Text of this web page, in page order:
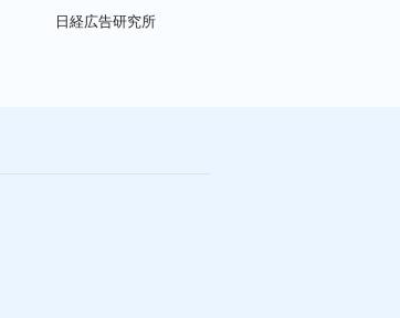
日経広告研究所